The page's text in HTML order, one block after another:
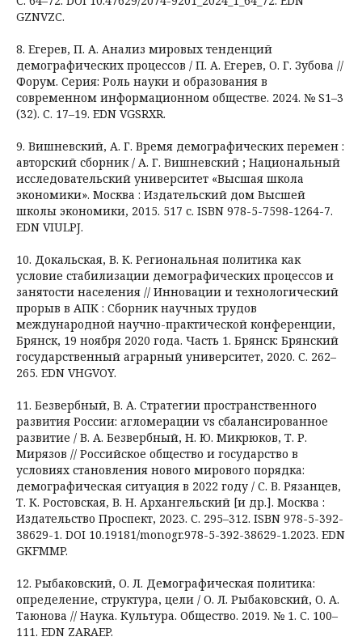
GZNVZC.
8. Егерев, П. А. Анализ мировых тенденций
демографических процессов / П. А. Егерев, О. Г. Зубова //
Форум. Серия: Роль науки и образования в
современном информационном обществе. 2024. № S1–3
(32). С. 17–19. EDN VGSRXR.
9. Вишневский, А. Г. Время демографических перемен :
авторский сборник / А. Г. Вишневский ; Национальный
исследовательский университет «Высшая школа
экономики». Москва : Издательский дом Высшей
школы экономики, 2015. 517 с. ISBN 978-5-7598-1264-7.
EDN VIULPJ.
10. Докальская, В. К. Региональная политика как
условие стабилизации демографических процессов и
занятости населения // Инновации и технологический
прорыв в АПК : Сборник научных трудов
международной научно-практической конференции,
Брянск, 19 ноября 2020 года. Часть 1. Брянск: Брянский
государственный аграрный университет, 2020. С. 262–
265. EDN VHGVOY.
11. Безвербный, В. А. Стратегии пространственного
развития России: агломерации vs сбалансированное
развитие / В. А. Безвербный, Н. Ю. Микрюков, Т. Р.
Мирязов // Российское общество и государство в
условиях становления нового мирового порядка:
демографическая ситуация в 2022 году / С. В. Рязанцев,
Т. К. Ростовская, В. Н. Архангельский [и др.]. Москва :
Издательство Проспект, 2023. С. 295–312. ISBN 978-5-392-
38629-1. DOI 10.19181/monogr.978-5-392-38629-1.2023. EDN
GKFMMP.
12. Рыбаковский, О. Л. Демографическая политика:
определение, структура, цели / О. Л. Рыбаковский, О. А.
Таюнова // Наука. Культура. Общество. 2019. № 1. С. 100–
111. EDN ZARAEP.